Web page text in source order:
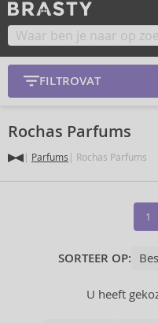
FILTROVAT
Rochas Parfums
Parfums Rochas Parfums
1
SORTEER OP:
U heeft